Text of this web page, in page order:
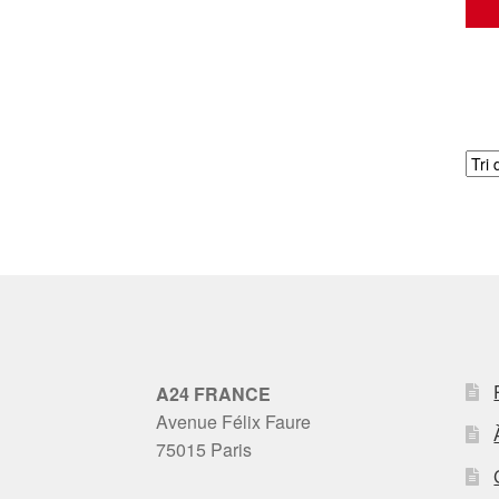
A24 FRANCE
Avenue Félix Faure
75015 Paris